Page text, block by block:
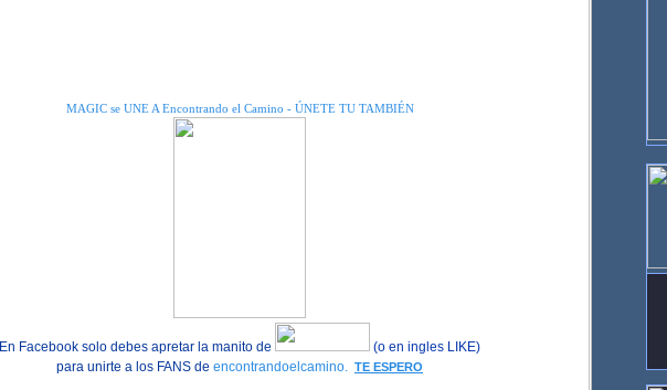
MAGIC se UNE A Encontrando el Camino - ÚNETE TU TAMBIÉN
En Facebook solo debes apretar la manito de
(o en ingles LIKE)
para unirte a los FANS de encontrandoelcamino. TE ESPERO